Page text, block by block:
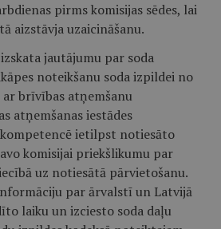
pirms komisijas sēdes, lai
aizstāvja uzaicināšanu.
izskata jautājumu par soda
noteikšanu soda izpildei no
brīvības atņemšanu
atņemšanas iestādes
ietilpst notiesāto
komisijai priekšlikumu par
uz notiesātā pārvietošanu.
par ārvalstī un Latvijā
laiku un izciesto soda daļu